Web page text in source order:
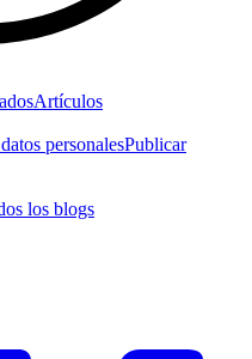
Artículos
personalesPublicar
los blogs